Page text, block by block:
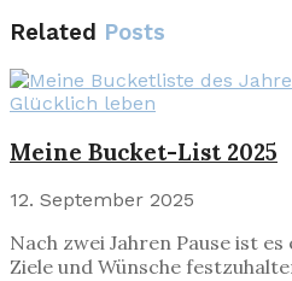
Related Posts
Glücklich leben
Meine Bucket-List 2025
12. September 2025
Nach zwei Jahren Pause ist
Ziele und Wünsche